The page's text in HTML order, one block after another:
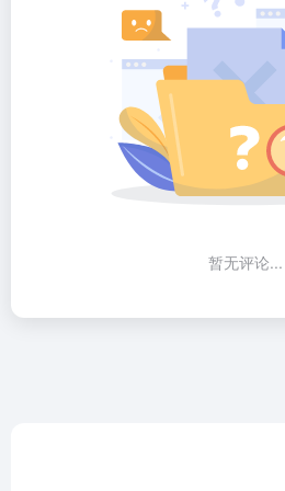
暂无评论...